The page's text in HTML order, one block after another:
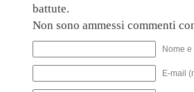
battute.
Non sono ammessi commenti
Nome
E-mail